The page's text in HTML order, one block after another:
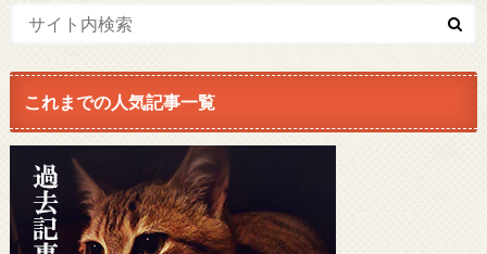
これまでの人気記事一覧